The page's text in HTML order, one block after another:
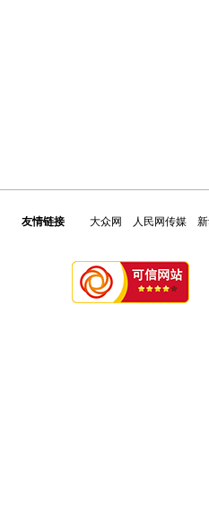
友情链接 大众网 人民网传媒